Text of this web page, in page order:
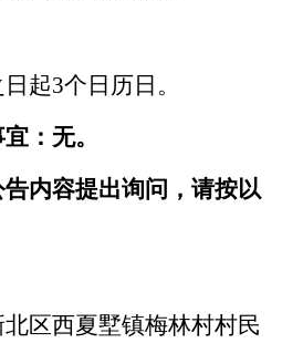
起3个 日历日。
：无。
内容提出询问，请按以
区西夏墅镇梅林村村民